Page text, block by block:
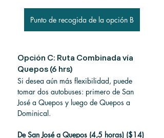
Punto de recogida de la opción B
Opción C: Ruta Combinada vía
Quepos (6 hrs)
Si desea aún más flexibilidad, puede
tomar dos autobuses: primero de San
José a Quepos y luego de Quepos a
Dominical.
De San José a Quepos (4,5 horas) ($14)